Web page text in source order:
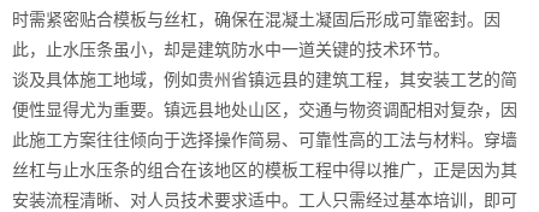
时需紧密贴合模板与丝杠，确保在混凝土凝固后形成可靠密封。因
此，止水压条虽小，却是建筑防水中一道关键的技术环节。
谈及具体施工地域，例如贵州省镇远县的建筑工程，其安装工艺的简
便性显得尤为重要。镇远县地处山区，交通与物资调配相对复杂，因
此施工方案往往倾向于选择操作简易、可靠性高的工法与材料。穿墙
丝杠与止水压条的组合在该地区的模板工程中得以推广，正是因为其
安装流程清晰、对人员技术要求适中。工人只需经过基本培训，即可